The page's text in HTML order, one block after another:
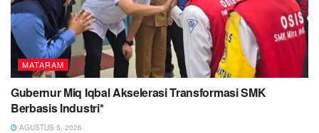
MATARAM
Gubernur Miq Iqbal Akselerasi Transformasi SMK
Berbasis Industri*
AGUSTUS 5, 2026